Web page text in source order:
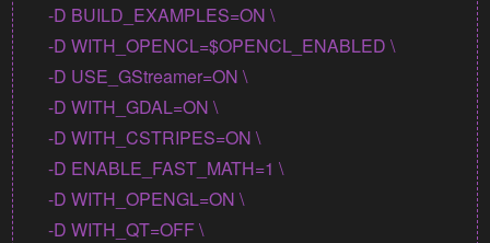
    -D BUILD_EXAMPLES=ON \
    -D WITH_OPENCL=$OPENCL_ENABLED \
    -D USE_GStreamer=ON \
    -D WITH_GDAL=ON \
    -D WITH_CSTRIPES=ON \
    -D ENABLE_FAST_MATH=1 \
    -D WITH_OPENGL=ON \
    -D WITH_QT=OFF \